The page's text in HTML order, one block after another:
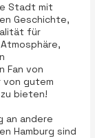
Stadt mit
Geschichte,
für
Fan von
von gutem
bieten!
an andere
Hamburg sind